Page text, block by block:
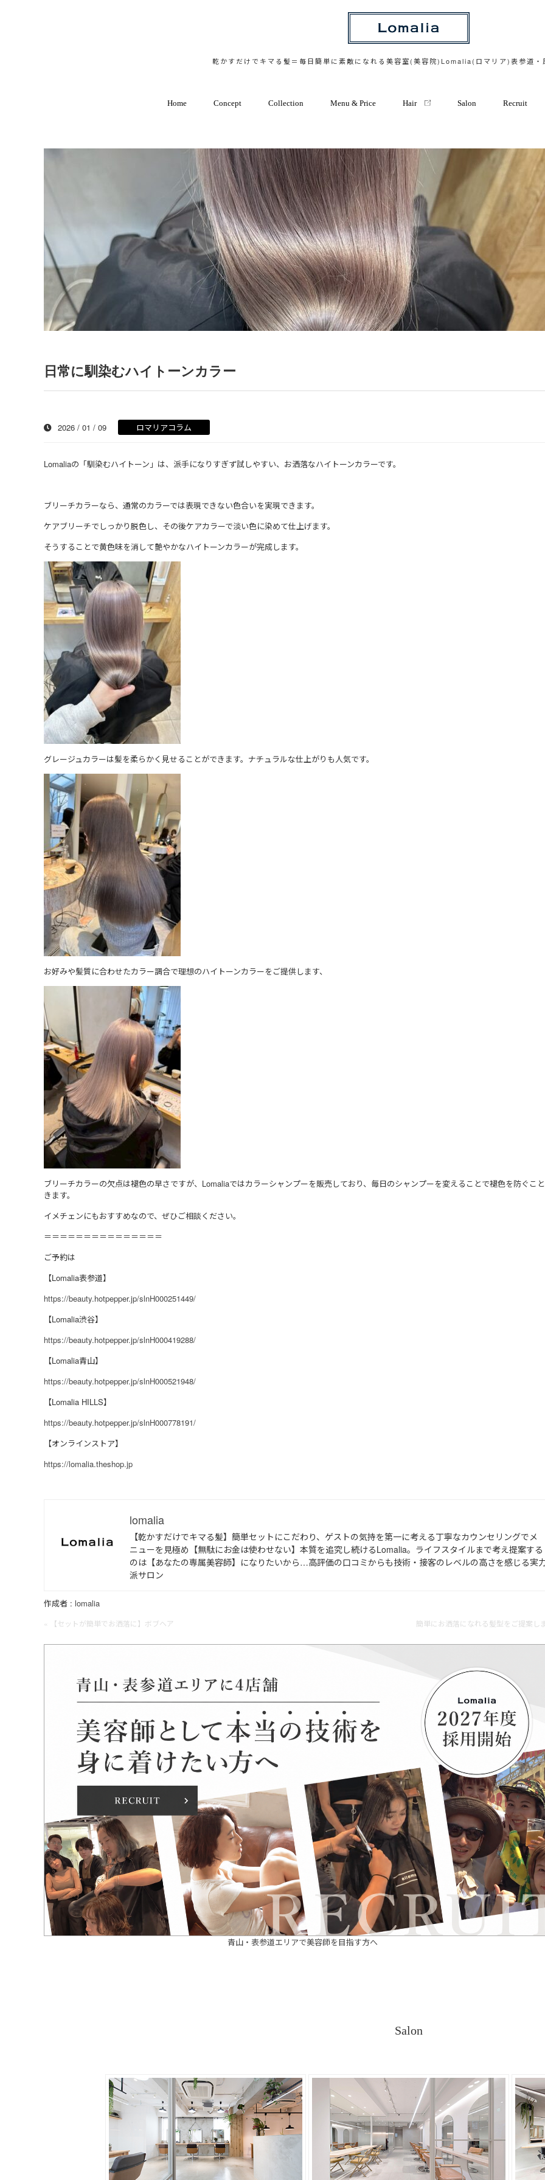
乾かすだけでキマる髪＝毎日簡単に素敵になれる美容室(美容院)Lomalia(ロマリア)表参道・
Home Concept Collection Menu & Price Hair Salon Recruit
日常に馴染むハイトーンカラー
2026 / 01 / 09 ロマリアコラム
Lomaliaの「馴染むハイトーン」は、派手になりすぎず試しやすい、お洒落なハイトーンカラーです。
ブリーチカラーなら、通常のカラーでは表現できない色合いを実現できます。
ケアブリーチでしっかり脱色し、その後ケアカラーで淡い色に染めて仕上げます。
そうすることで黄色味を消して艶やかなハイトーンカラーが完成します。
グレージュカラーは髪を柔らかく見せることができます。ナチュラルな仕上がりも人気です。
お好みや髪質に合わせたカラー調合で理想のハイトーンカラーをご提供します、
ブリーチカラーの欠点は褪色の早さですが、Lomaliaではカラーシャンプーを販売しており、毎日のシャンプーを変えることで褪色を防ぐこ
きます。
イメチェンにもおすすめなので、ぜひご相談ください。
＝＝＝＝＝＝＝＝＝＝＝＝＝＝＝
ご予約は
【Lomalia表参道】
https://beauty.hotpepper.jp/slnH000251449/
【Lomalia渋谷】
https://beauty.hotpepper.jp/slnH000419288/
【Lomalia青山】
https://beauty.hotpepper.jp/slnH000521948/
【Lomalia HILLS】
https://beauty.hotpepper.jp/slnH000778191/
【オンラインストア】
https://lomalia.theshop.jp
lomalia
【乾かすだけでキマる髪】簡単セットにこだわり、ゲストの気持を第一に考える丁寧なカウンセリングでメ
ニューを見極め【無駄にお金は使わせない】本質を追究し続けるLomalia。ライフスタイルまで考え提案する
のは【あなたの専属美容師】になりたいから…高評価の口コミからも技術・接客のレベルの高さを感じる実
派サロン
作成者 : lomalia
« 【セットが簡単でお洒落に】ボブヘア 簡単にお洒落になれる髪型をご提案し
青山・表参道エリアで美容師を目指す方へ
Salon